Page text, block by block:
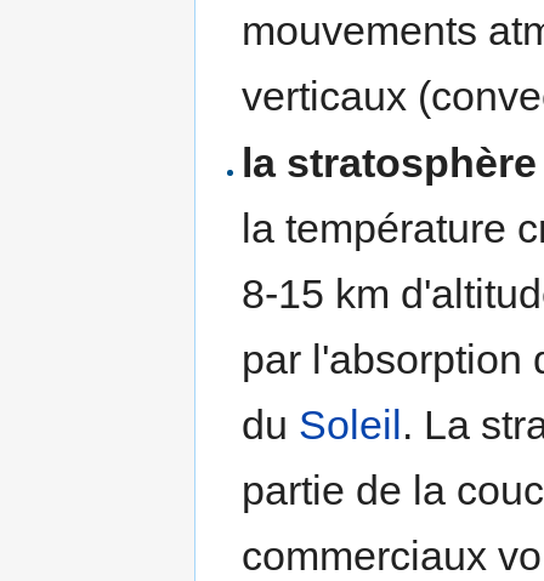
mouvements
verticaux
la stratosphère
la température
8-15 km
par l'absorption
du Soleil. La
partie de la
commerciaux